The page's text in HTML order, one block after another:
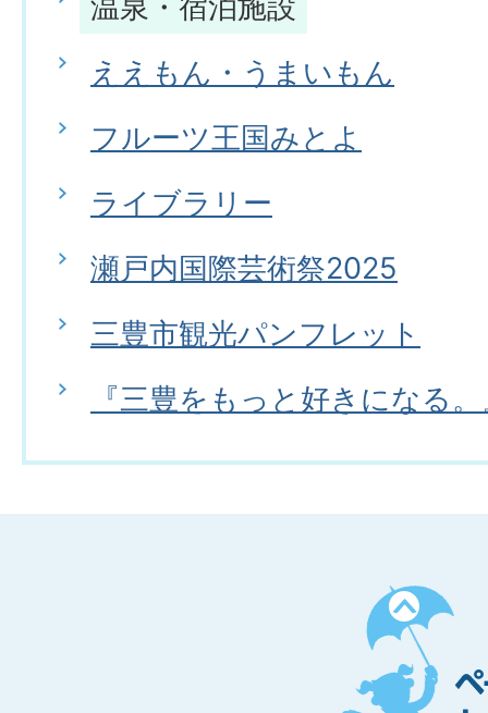
ええもん・うまいもん
フルーツ王国みとよ
ライブラリー
瀬戸内国際芸術祭2025
三豊市観光パンフレット
『三豊をもっと好きになる
ペ
ー
ジ